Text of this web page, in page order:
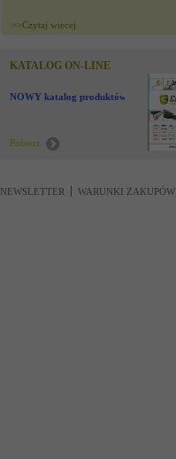
>>Czytaj wiecej
KATALOG ON-LINE
NOWY katalog produktów !
Pobierz
NEWSLETTER WARUNKI ZAKUPÓW